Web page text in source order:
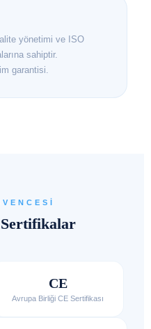
yönetimi ve ISO
sahiptir.
garantisi.
CE
Avrupa Birliği CE Sertifikası